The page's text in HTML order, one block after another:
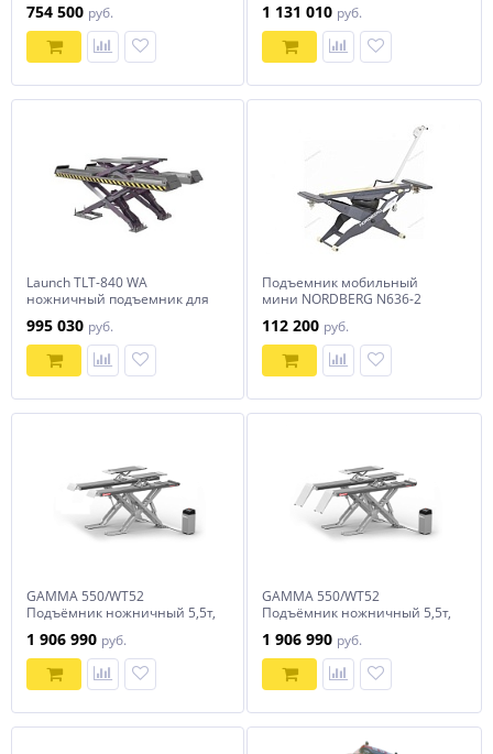
опускание, синий NORDBERG
N635-4,5B_380_H
754 500 руб.
второго уровня напольный
1 131 010 руб.
Launch TLT-840 WA
ножничный подъемник для
второго уровня
заглубляемый
995 030 руб.
Подъемник мобильный
мини NORDBERG N636-2
112 200 руб.
GAMMA 550/WT52
Подъёмник ножничный 5,5т,
второго уровня, под сход-
развал 4-х ко
1 906 990 руб.
GAMMA 550/WT52
Подъёмник ножничный 5,5т,
второго уровня, под сход-
развал 4-х ко
1 906 990 руб.